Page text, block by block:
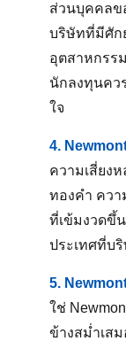
ส่วนบุคคลข
บริษัทที่มีศัก
อุตสาหกรร
นักลงทุนคว
ใจ
4.
ความเสี่ยง
ทองคำ ควา
ที่เข้มงวดขึ้
ประเทศที่บ
5.
ใช่
ข้างสม่ำเส